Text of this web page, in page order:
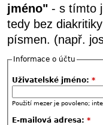
jméno" - s tímto
tedy bez
písmen. (např.
Informace o účtu
Uživatelské jméno: *
Použití mezer je povoleno;
E-mailová adresa: *